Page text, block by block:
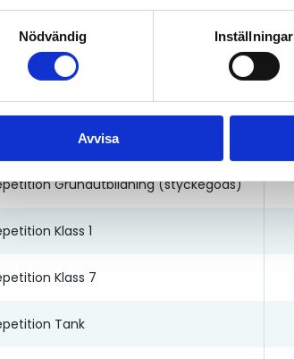
Nödvändig
Inställningar
Avvisa
1
Grundutbildning (styckegods)
Klass 1
Klass 7
Tank